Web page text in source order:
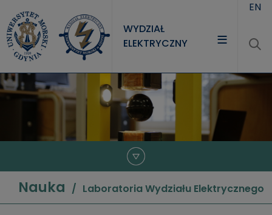
WYDZIAŁ
ELEKTRYCZNY
WYDZIAŁ
NAUKA
EN
Nauka Laboratoria Wydziału Elektrycznego